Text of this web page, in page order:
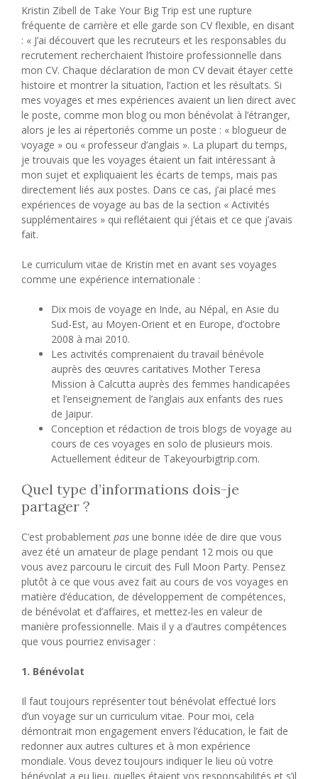
Kristin Zibell de Take Your Big Trip est une rupture
fréquente de carrière et elle garde son CV flexible, en disant
: « J’ai découvert que les recruteurs et les responsables du
recrutement recherchaient l’histoire professionnelle dans
mon CV. Chaque déclaration de mon CV devait étayer cette
histoire et montrer la situation, l’action et les résultats. Si
mes voyages et mes expériences avaient un lien direct avec
le poste, comme mon blog ou mon bénévolat à l’étranger,
alors je les ai répertoriés comme un poste : « blogueur de
voyage » ou « professeur d’anglais ». La plupart du temps,
je trouvais que les voyages étaient un fait intéressant à
mon sujet et expliquaient les écarts de temps, mais pas
directement liés aux postes. Dans ce cas, j’ai placé mes
expériences de voyage au bas de la section « Activités
supplémentaires » qui reflétaient qui j’étais et ce que j’avais
fait.
Le curriculum vitae de Kristin met en avant ses voyages
comme une expérience internationale :
Dix mois de voyage en Inde, au Népal, en Asie du
Sud-Est, au Moyen-Orient et en Europe, d’octobre
2008 à mai 2010.
Les activités comprenaient du travail bénévole
auprès des œuvres caritatives Mother Teresa
Mission à Calcutta auprès des femmes handicapées
et l’enseignement de l’anglais aux enfants des rues
de Jaipur.
Conception et rédaction de trois blogs de voyage au
cours de ces voyages en solo de plusieurs mois.
Actuellement éditeur de Takeyourbigtrip.com.
Quel type d’informations dois-je
partager ?
C’est probablement pas une bonne idée de dire que vous
avez été un amateur de plage pendant 12 mois ou que
vous avez parcouru le circuit des Full Moon Party. Pensez
plutôt à ce que vous avez fait au cours de vos voyages en
matière d’éducation, de développement de compétences,
de bénévolat et d’affaires, et mettez-les en valeur de
manière professionnelle. Mais il y a d’autres compétences
que vous pourriez envisager :
1. Bénévolat
Il faut toujours représenter tout bénévolat effectué lors
d’un voyage sur un curriculum vitae. Pour moi, cela
démontrait mon engagement envers l’éducation, le fait de
redonner aux autres cultures et à mon expérience
mondiale. Vous devez toujours indiquer le lieu où votre
bénévolat a eu lieu, quelles étaient vos responsabilités et s’il